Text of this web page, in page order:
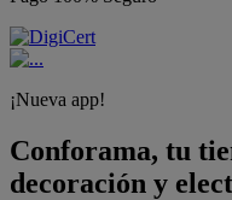
¡Nueva app!
Conforama, tu
decoración y